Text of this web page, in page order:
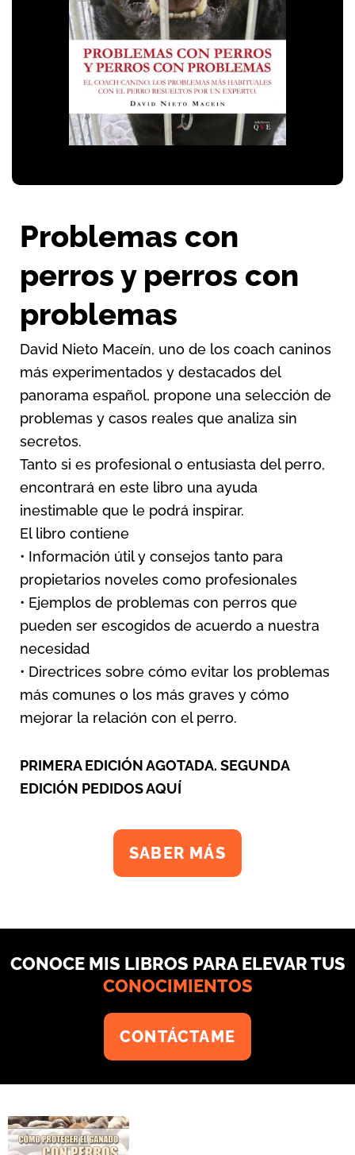
Problemas con
perros y perros con
problemas
David Nieto Maceín, uno de los coach caninos
más experimentados y destacados del
panorama español, propone una selección de
problemas y casos reales que analiza sin
secretos.
Tanto si es profesional o entusiasta del perro,
encontrará en este libro una ayuda
inestimable que le podrá inspirar.
El libro contiene
• Información útil y consejos tanto para
propietarios noveles como profesionales
• Ejemplos de problemas con perros que
pueden ser escogidos de acuerdo a nuestra
necesidad
• Directrices sobre cómo evitar los problemas
más comunes o los más graves y cómo
mejorar la relación con el perro.
PRIMERA EDICIÓN AGOTADA. SEGUNDA
EDICIÓN PEDIDOS AQUÍ
SABER MÁS
CONOCE MIS LIBROS PARA ELEVAR TUS
CONOCIMIENTOS
CONTÁCTAME